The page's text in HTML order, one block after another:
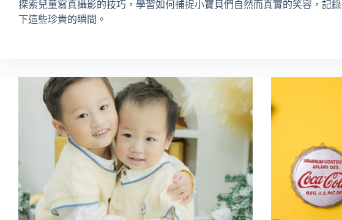
探索兒童寫真攝影的技巧，學習如何捕捉小寶貝們自然而真實的笑容，記錄
下這些珍貴的瞬間。